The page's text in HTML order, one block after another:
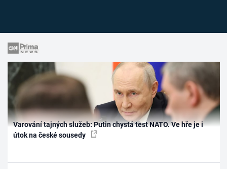
Varování tajných služeb: Putin chystá test NATO. Ve hře je i
útok na české sousedy